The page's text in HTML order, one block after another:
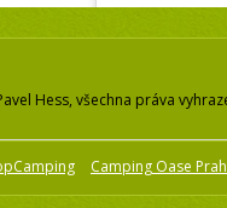
Hess, všechna práva
Camping Oase